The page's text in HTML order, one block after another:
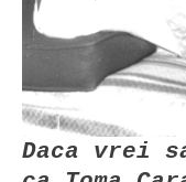
Daca vrei